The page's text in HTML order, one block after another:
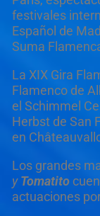
festivales
Español de
Suma
La XIX Gira
Flamenco de
el Schimmel
Herbst de San
en
Los grandes
yTomatito
actuaciones